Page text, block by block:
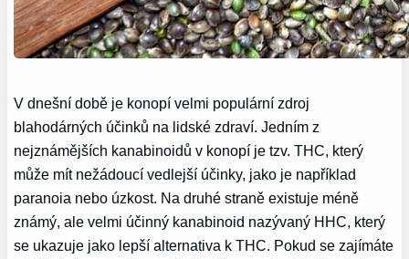
V dnešní době je konopí velmi populární zdroj
blahodárných účinků na lidské zdraví. Jedním z
nejznámějších kanabinoidů v konopí je tzv. THC, který
může mít nežádoucí vedlejší účinky, jako je například
paranoia nebo úzkost. Na druhé straně existuje méně
známý, ale velmi účinný kanabinoid nazývaný HHC, který
se ukazuje jako lepší alternativa k THC. Pokud se zajímáte